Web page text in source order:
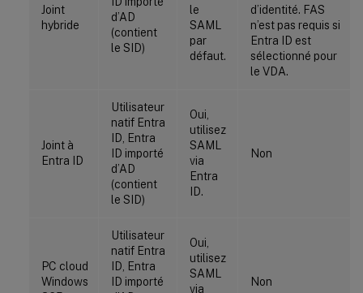
Joint
hybride
d’AD
(contient
le SID)
le
SAML
par
défaut.
d’identité. FAS
n’est pas requis si
Entra ID est
sélectionné pour
le VDA.
Joint à
Entra ID
Utilisateur
natif Entra
ID, Entra
ID importé
d’AD
(contient
le SID)
Oui,
utilisez
SAML
via
Entra
ID.
Non
PC cloud
Windows
Utilisateur
natif Entra
ID, Entra
ID importé
Oui,
utilisez
SAML
via
Non